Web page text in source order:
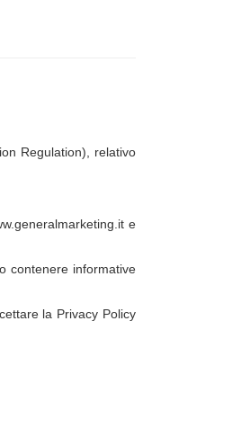
Regulation), relativo
e
contenere informative
la Privacy Policy